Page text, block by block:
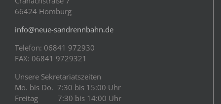
66424 Homburg
info@neue-sandrennbahn.de
Telefon: 06841 972930
FAX: 06841 9729321
Unsere Sekretariatszeiten
Mo. bis Do. 7:30 bis 15:00 Uhr
Freitag 7:30 bis 14:00 Uhr